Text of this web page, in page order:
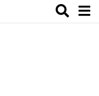
Toggle